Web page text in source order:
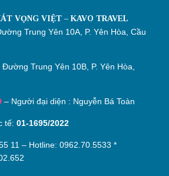
VỌNG VIỆT – KAVO TRAVEL
Trung Yên 10A, P. Yên Hòa, Cầu
Trung Yên 10B, P. Yên Hòa,
– Người đại diện : Nguyễn Bá Toàn
tế:01-1695/2022
11 – Hotline:0962.70.5533 *